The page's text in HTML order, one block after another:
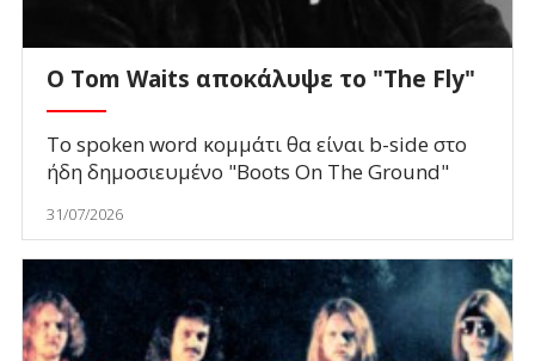
Ο Tom Waits αποκάλυψε το "The Fly"
To spoken word κομμάτι θα είναι b-side στο
ήδη δημοσιευμένο "Boots On The Ground"
31/07/2026